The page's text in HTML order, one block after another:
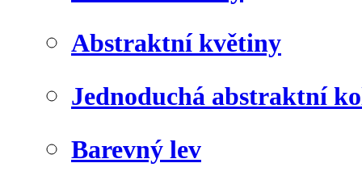
Abstraktní květiny
Jednoduchá abstraktní
Barevný lev